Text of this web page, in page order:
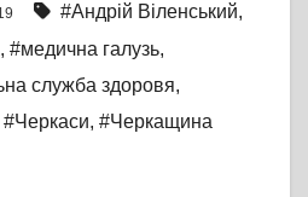
#Андрій Віленський,
, #медична галузь,
служба здоровя,
#Черкаси, #Черкащина